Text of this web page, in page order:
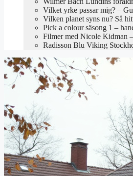
Vilket yrke passar mig? –
Vilken planet syns nu? Så
Pick a colour säsong 1 –
Filmer med Nicole Kidman
Radisson Blu Viking